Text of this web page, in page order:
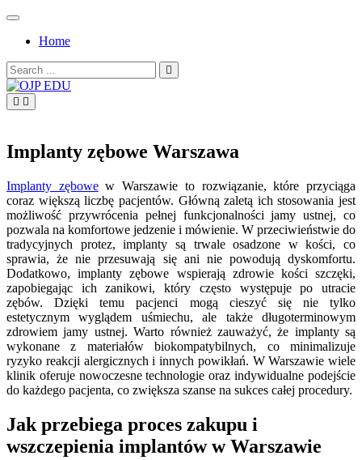
Skip
contentHome
Search
for:
Implanty zębowe Warszawa
Implanty zębowew Warszawie to rozwiązanie, które przyciąga
coraz większą liczbę pacjentów. Główną zaletą ich stosowania jest
możliwość przywrócenia pełnej funkcjonalności jamy ustnej, co
pozwala na komfortowe jedzenie i mówienie. W przeciwieństwie do
tradycyjnych protez, implanty są trwale osadzone w kości, co
sprawia, że nie przesuwają się ani nie powodują dyskomfortu.
Dodatkowo, implanty zębowe wspierają zdrowie kości szczęki,
zapobiegając ich zanikowi, który często występuje po utracie
zębów. Dzięki temu pacjenci mogą cieszyć się nie tylko
estetycznym wyglądem uśmiechu, ale także długoterminowym
zdrowiem jamy ustnej. Warto również zauważyć, że implanty są
wykonane z materiałów biokompatybilnych, co minimalizuje
ryzyko reakcji alergicznych i innych powikłań. W Warszawie wiele
klinik oferuje nowoczesne technologie oraz indywidualne podejście
do każdego pacjenta, co zwiększa szanse na sukces całej procedury.
Jak przebiega proces zakupu i
wszczepienia implantów w Warszawie